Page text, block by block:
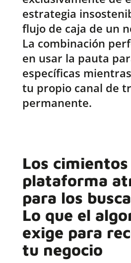
estrategia
flujo de caja de un
La combinación
en usar la pauta
específicas
tu propio canal de
permanente.
Los
plataforma
para los
Lo que el
exige para
tu negocio